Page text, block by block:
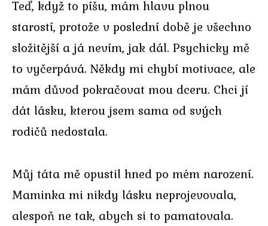
Teď, když to píšu, mám hlavu plnou
starostí, protože v poslední době je všechno
složitější a já nevím, jak dál. Psychicky mě
to vyčerpává. Někdy mi chybí motivace, ale
mám důvod pokračovat mou dceru. Chci jí
dát lásku, kterou jsem sama od svých
rodičů nedostala.
Můj táta mě opustil hned po mém narození.
Maminka mi nikdy lásku neprojevovala,
alespoň ne tak, abych si to pamatovala.